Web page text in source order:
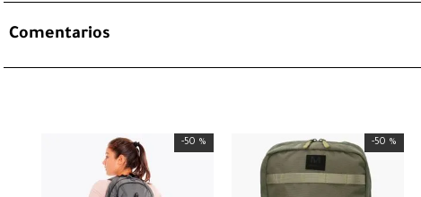
Comentarios
-50 % -50 %